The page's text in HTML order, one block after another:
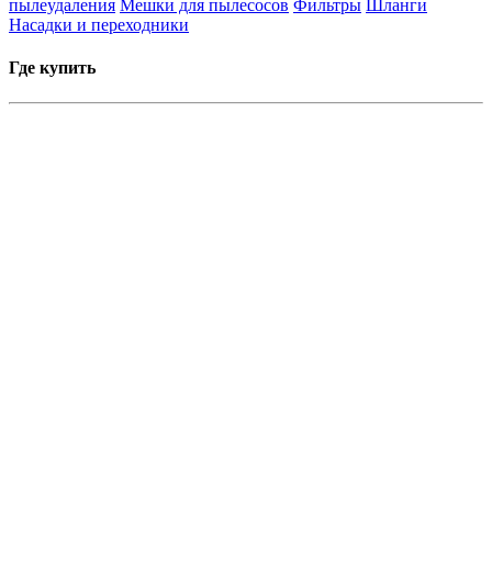
пылеудаления Мешки для пылесосов Фильтры Шланги
Насадки и переходники
Где купить